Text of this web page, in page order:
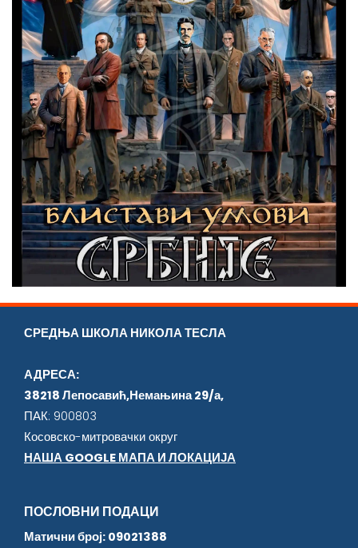
СРЕДЊА ШКОЛА НИКОЛА ТЕСЛА
АДРЕСА:
38218 Лепосавић,Немањина 29/а,
ПАК: 900803
Косовско-митровачки округ
НАША GOOGLE МАПА И ЛОКАЦИЈА
ПОСЛОВНИ ПОДАЦИ
Матични број: 09021388